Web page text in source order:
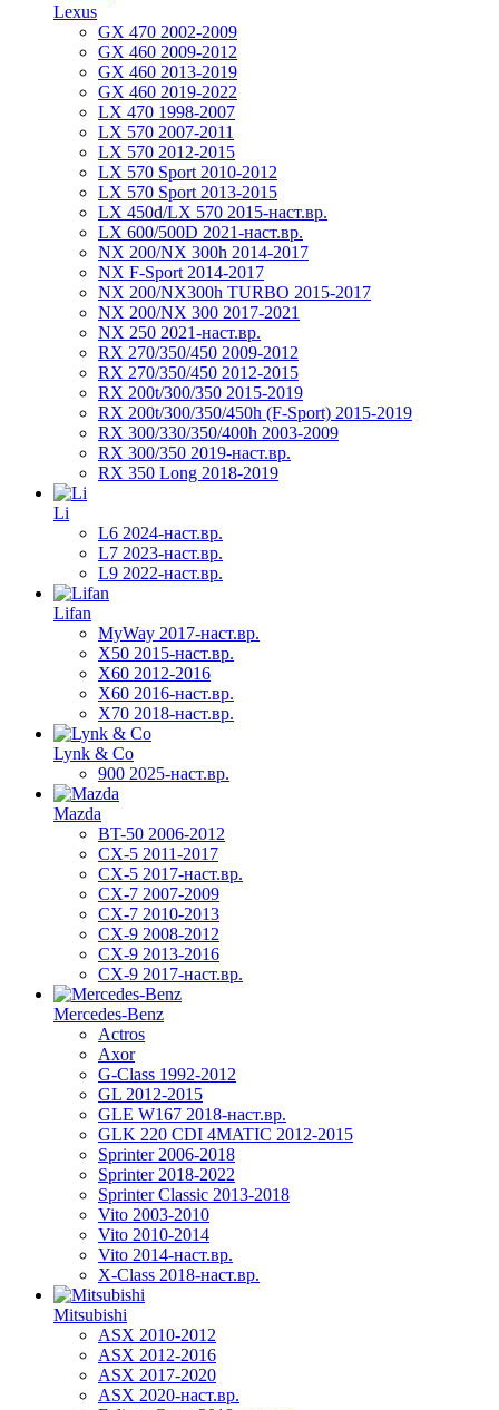
Lexus
GX 470 2002-2009
GX 460 2009-2012
GX 460 2013-2019
GX 460 2019-2022
LX 470 1998-2007
LX 570 2007-2011
LX 570 2012-2015
LX 570 Sport 2010-2012
LX 570 Sport 2013-2015
LX 450d/LX 570 2015-наст.вр.
LX 600/500D 2021-наст.вр.
NX 200/NX 300h 2014-2017
NX F-Sport 2014-2017
NX 200/NX300h TURBO 2015-2017
NX 200/NX 300 2017-2021
NX 250 2021-наст.вр.
RX 270/350/450 2009-2012
RX 270/350/450 2012-2015
RX 200t/300/350 2015-2019
RX 200t/300/350/450h (F-Sport) 2015-2019
RX 300/330/350/400h 2003-2009
RX 300/350 2019-наст.вр.
RX 350 Long 2018-2019
Li
L6 2024-наст.вр.
L7 2023-наст.вр.
L9 2022-наст.вр.
Lifan
MyWay 2017-наст.вр.
X50 2015-наст.вр.
X60 2012-2016
X60 2016-наст.вр.
X70 2018-наст.вр.
Lynk & Co
900 2025-наст.вр.
Mazda
BT-50 2006-2012
CX-5 2011-2017
CX-5 2017-наст.вр.
CX-7 2007-2009
CX-7 2010-2013
CX-9 2008-2012
CX-9 2013-2016
CX-9 2017-наст.вр.
Mercedes-Benz
Actros
Axor
G-Class 1992-2012
GL 2012-2015
GLE W167 2018-наст.вр.
GLK 220 CDI 4MATIC 2012-2015
Sprinter 2006-2018
Sprinter 2018-2022
Sprinter Classic 2013-2018
Vito 2003-2010
Vito 2010-2014
Vito 2014-наст.вр.
X-Class 2018-наст.вр.
Mitsubishi
ASX 2010-2012
ASX 2012-2016
ASX 2017-2020
ASX 2020-наст.вр.